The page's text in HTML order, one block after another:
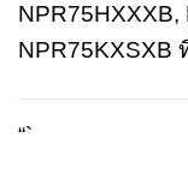
NPR75KXSXB
“`